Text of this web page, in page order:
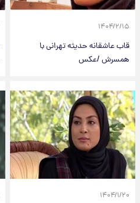
۱۴۰۴/۲/۱۵
قاب عاشقانه حدیثه تهرانی با
همسرش /عکس
۱۴۰۴/۱/۲۰